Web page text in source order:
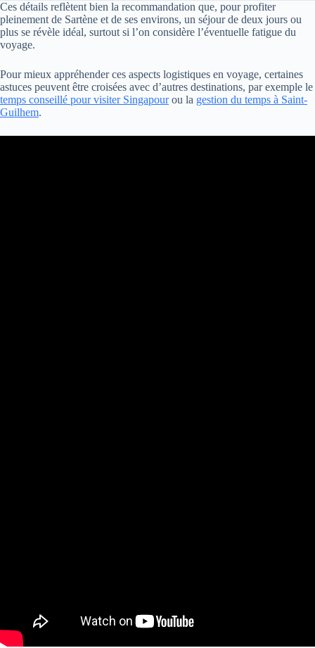
Ces détails reflètent bien la recommandation que, pour profiter
pleinement de Sartène et de ses environs, un séjour de deux jours ou
plus se révèle idéal, surtout si l’on considère l’éventuelle fatigue du
voyage.
Pour mieux appréhender ces aspects logistiques en voyage, certaines
astuces peuvent être croisées avec d’autres destinations, par exemple le
temps conseillé pour visiter Singapourou la gestion du temps à Saint-
Guilhem.